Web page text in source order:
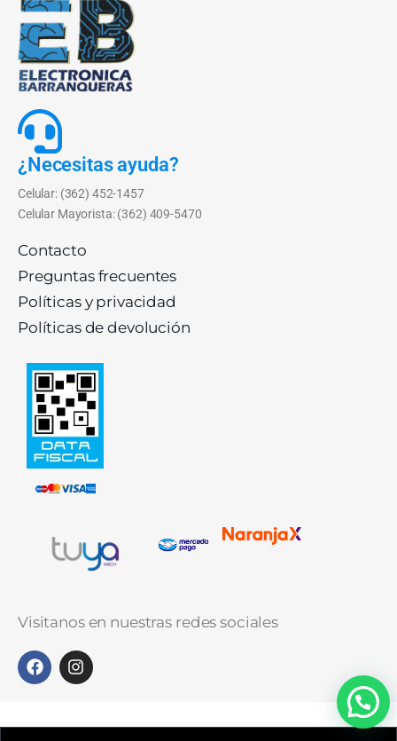
¿Necesitas ayuda?
Celular: (362) 452-1457
Celular Mayorista: (362) 409-5470
Contacto
Preguntas frecuentes
Políticas y privacidad
Políticas de devolución
Visitanos en nuestras redes sociales